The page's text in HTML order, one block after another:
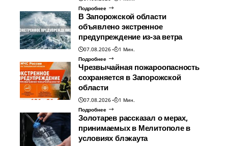
Подробнее
В Запорожской области
объявлено экстренное
предупреждение из-за ветра
07.08.2026
1 Мин.
Подробнее
Чрезвычайная пожароопасность
сохраняется в Запорожской
области
07.08.2026
1 Мин.
Подробнее
Золотарев рассказал о мерах,
принимаемых в Мелитополе в
условиях блэкаута